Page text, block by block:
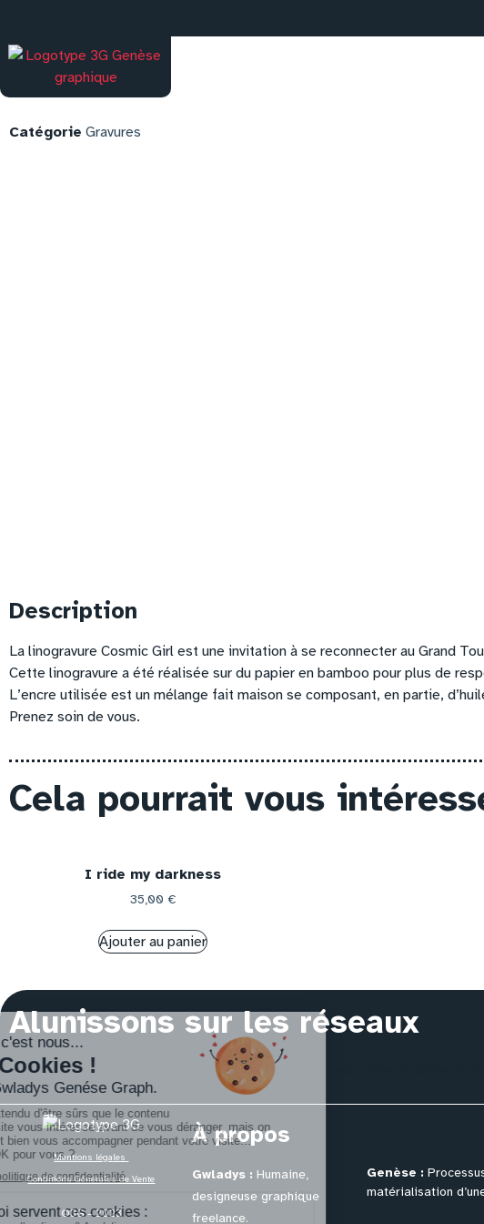
Catégorie Gravures
Description
La linogravure Cosmic Girl est une invitation à se reconnecter au Grand
Cette linogravure a été réalisée sur du papier en bamboo pour plus de
L’encre utilisée est un mélange fait maison se composant, en partie,
Prenez soin de vous.
Cela pourrait vous
I ride my darkness
35,00 €
Ajouter au panier
Alunissons sur les réseaux
The access token could not be decrypted. Your access token is currently
Mentions légales
Conditions Générales de Vente
©3G – 2023
À propos
Gwladys : Humaine,
designeuse graphique
freelance.
Genèse :
matérialisation